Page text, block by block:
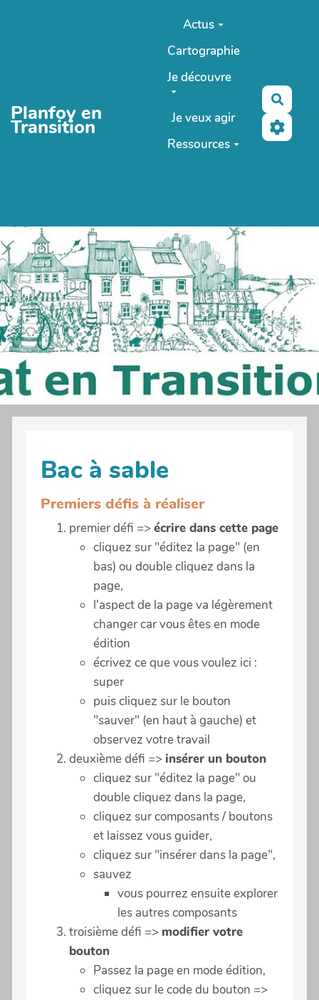
Planfoy en
Transition
Actus
Cartographie
Je découvre
Je veux agir
Ressources
Bac à sable
Premiers défis à réaliser
premier défi => écrire dans cette page
cliquez sur "éditez la page" (en
bas) ou double cliquez dans la
page,
l'aspect de la page va légèrement
changer car vous êtes en mode
édition
écrivez ce que vous voulez ici :
super
puis cliquez sur le bouton
"sauver" (en haut à gauche) et
observez votre travail
deuxième défi => insérer un bouton
cliquez sur "éditez la page" ou
double cliquez dans la page,
cliquez sur composants / boutons
et laissez vous guider,
cliquez sur "insérer dans la page",
sauvez
vous pourrez ensuite explorer
les autres composants
troisième défi => modifier votre
bouton
Passez la page en mode édition,
cliquez sur le code du bouton =>